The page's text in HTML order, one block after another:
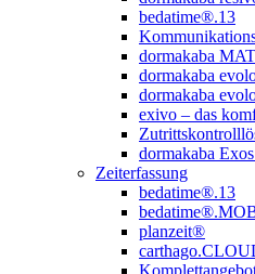
bedatime®.13
dormakaba
dormakaba
dormakaba
exivo – das
dormakaba
Zeiterfassung
bedatime®.13
planzeit®